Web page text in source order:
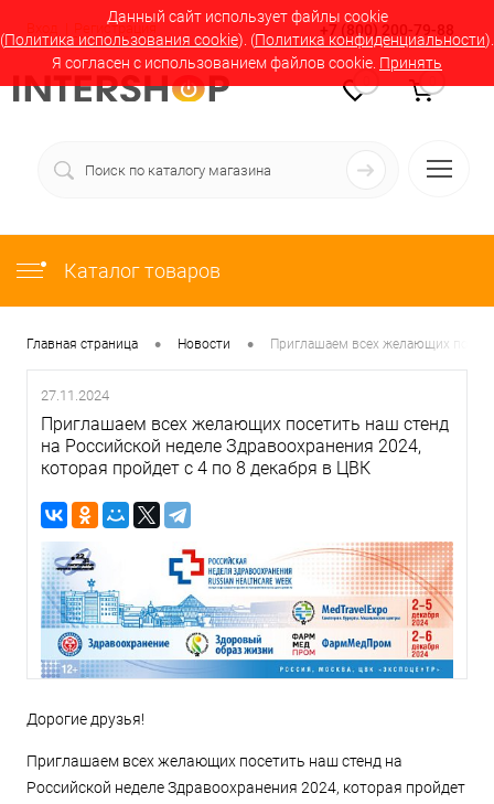
Данный сайт использует файлы cookie
(Политика использования cookie). (Политика конфиденциальности).
Я согласен с использованием файлов cookie. Принять
Вход Регистрация +7 (800) 200-79-88
Каталог товаров
Главная страница • Новости • Приглашаем всех желающих
27.11.2024
Приглашаем всех желающих посетить наш стенд
на Российской неделе Здравоохранения 2024,
которая пройдет с 4 по 8 декабря в ЦВК
Дорогие друзья!
Приглашаем всех желающих посетить наш стенд на
Российской неделе Здравоохранения 2024, которая пройдет